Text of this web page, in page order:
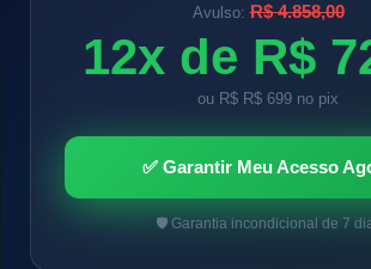
Avulso:R$ 4.858,00
12x de R$
ou R$ R$ 699 no pix
✅ Garantir Meu Acesso
🛡️ Garantia incondicional de 7